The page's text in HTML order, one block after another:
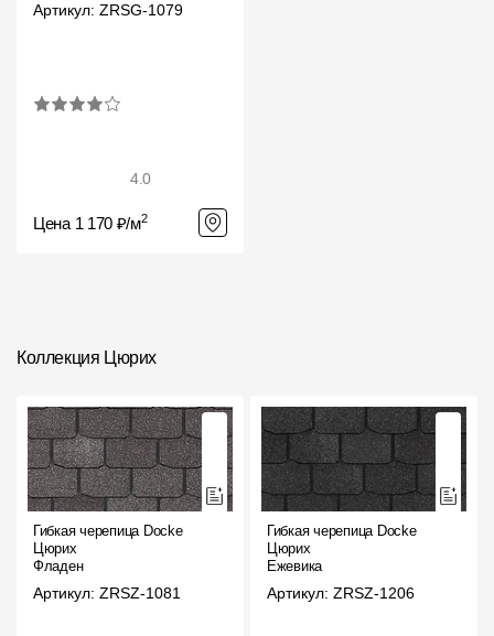
Артикул: ZRSG-1079
4.0
Цена 1 170 ₽/м2
Коллекция Цюрих
Гибкая черепица Docke
Цюрих
Фладен
Артикул: ZRSZ-1081
Гибкая черепица Docke
Цюрих
Ежевика
Артикул: ZRSZ-1206